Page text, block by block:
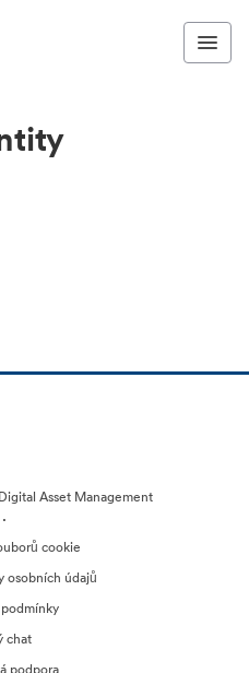
Asset Management
·
cookie
osobních údajů
chat
podpora